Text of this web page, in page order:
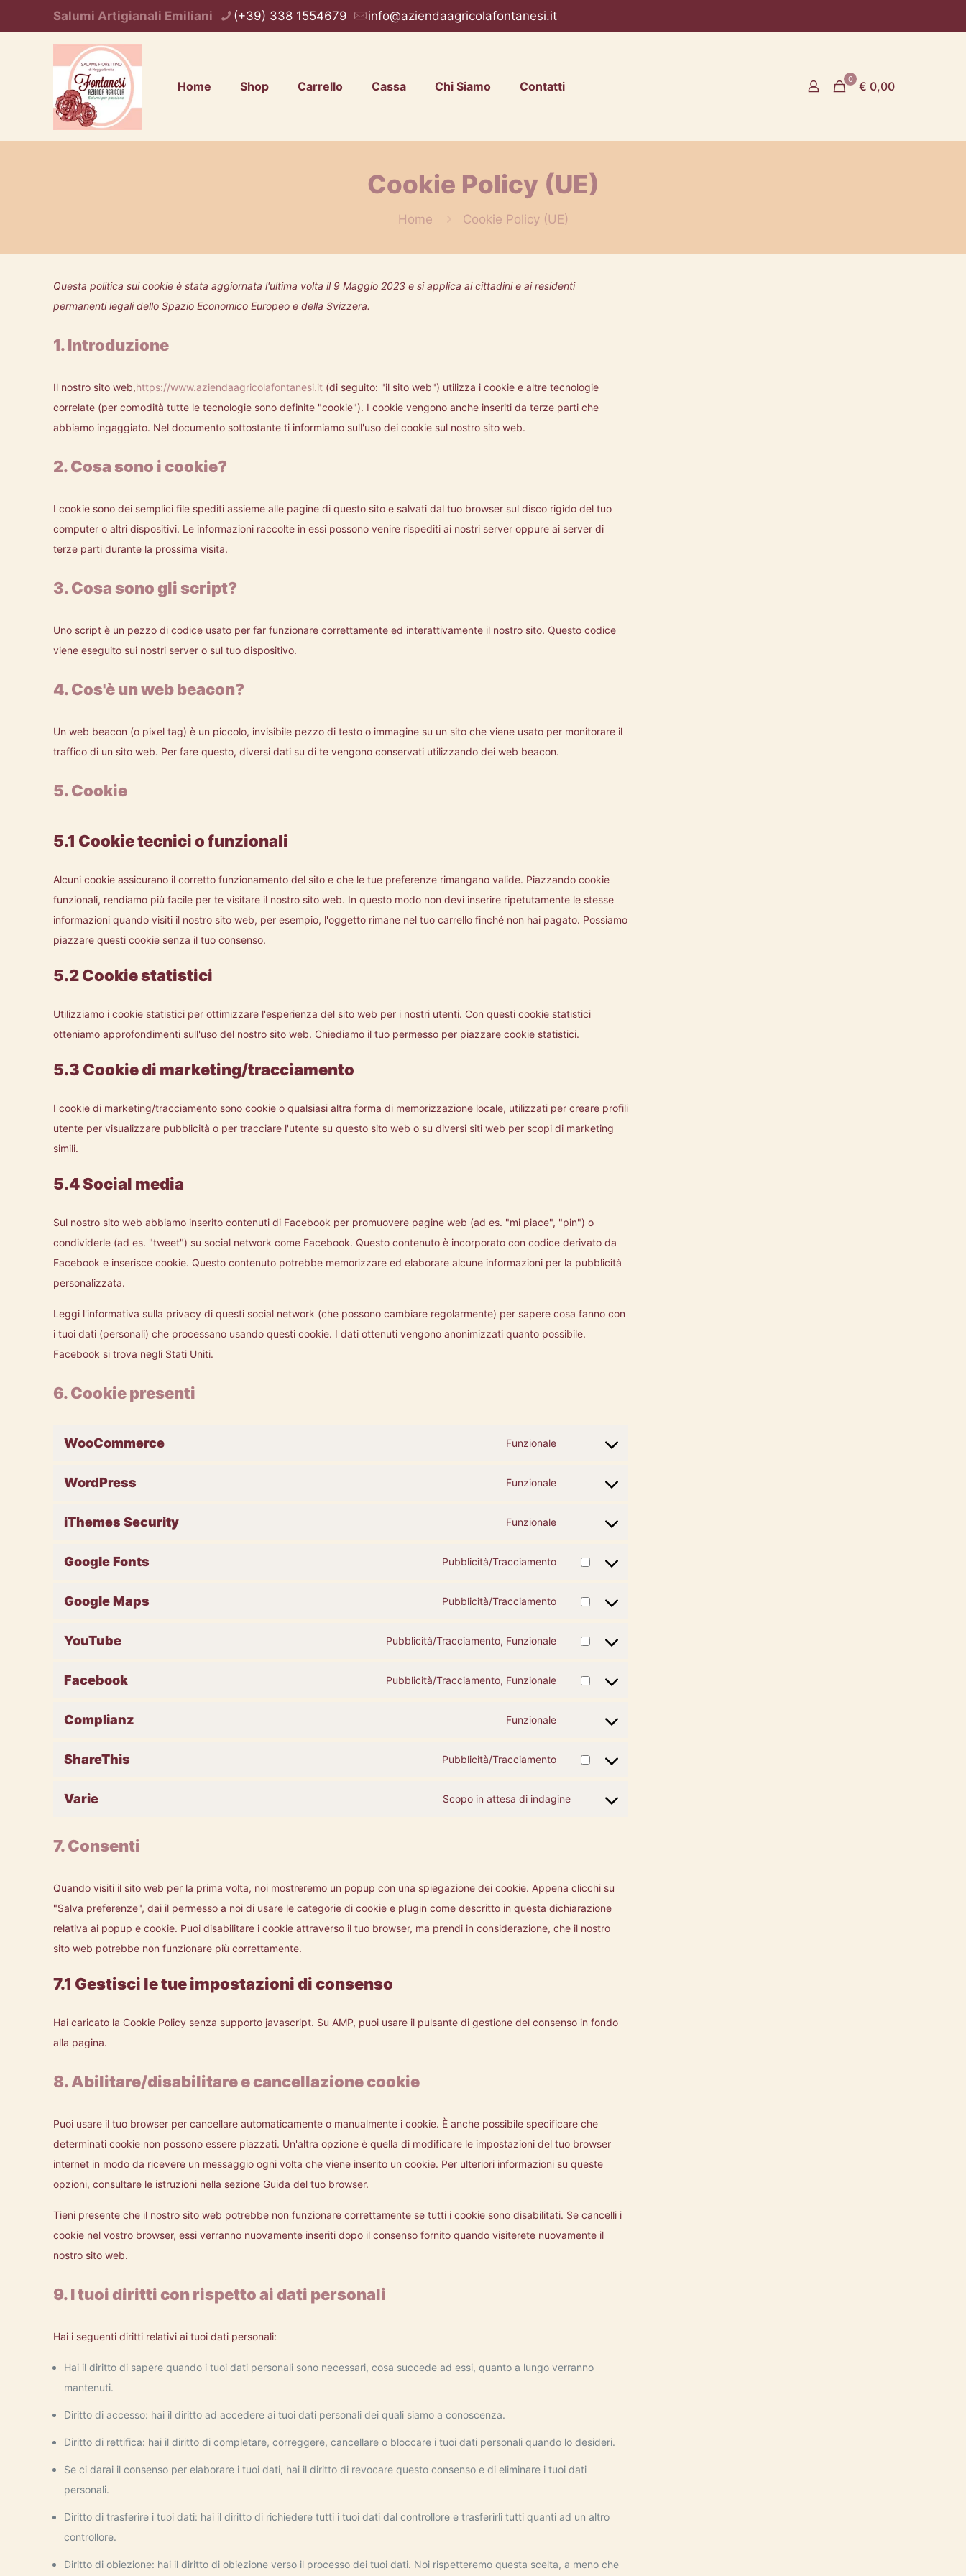
Salumi Artigianali Emiliani (+39) 338 1554679 info@aziendaagricolafontanesi.it
Home Shop Carrello Cassa Chi Siamo Contatti 0 € 0,00
Cookie Policy (UE)
Home Cookie Policy (UE)
Questa politica sui cookie è stata aggiornata l'ultima volta il 9 Maggio 2023 e si applica ai cittadini e ai residenti
permanenti legali dello Spazio Economico Europeo e della Svizzera.
1. Introduzione
Il nostro sito web,https://www.aziendaagricolafontanesi.it (di seguito: "il sito web") utilizza i cookie e altre tecnologie
correlate (per comodità tutte le tecnologie sono definite "cookie"). I cookie vengono anche inseriti da terze parti che
abbiamo ingaggiato. Nel documento sottostante ti informiamo sull'uso dei cookie sul nostro sito web.
2. Cosa sono i cookie?
I cookie sono dei semplici file spediti assieme alle pagine di questo sito e salvati dal tuo browser sul disco rigido del tuo
computer o altri dispositivi. Le informazioni raccolte in essi possono venire rispediti ai nostri server oppure ai server di
terze parti durante la prossima visita.
3. Cosa sono gli script?
Uno script è un pezzo di codice usato per far funzionare correttamente ed interattivamente il nostro sito. Questo codice
viene eseguito sui nostri server o sul tuo dispositivo.
4. Cos'è un web beacon?
Un web beacon (o pixel tag) è un piccolo, invisibile pezzo di testo o immagine su un sito che viene usato per monitorare il
traffico di un sito web. Per fare questo, diversi dati su di te vengono conservati utilizzando dei web beacon.
5. Cookie
5.1 Cookie tecnici o funzionali
Alcuni cookie assicurano il corretto funzionamento del sito e che le tue preferenze rimangano valide. Piazzando cookie
funzionali, rendiamo più facile per te visitare il nostro sito web. In questo modo non devi inserire ripetutamente le stesse
informazioni quando visiti il nostro sito web, per esempio, l'oggetto rimane nel tuo carrello finché non hai pagato. Possiamo
piazzare questi cookie senza il tuo consenso.
5.2 Cookie statistici
Utilizziamo i cookie statistici per ottimizzare l'esperienza del sito web per i nostri utenti. Con questi cookie statistici
otteniamo approfondimenti sull'uso del nostro sito web. Chiediamo il tuo permesso per piazzare cookie statistici.
5.3 Cookie di marketing/tracciamento
I cookie di marketing/tracciamento sono cookie o qualsiasi altra forma di memorizzazione locale, utilizzati per creare profili
utente per visualizzare pubblicità o per tracciare l'utente su questo sito web o su diversi siti web per scopi di marketing
simili.
5.4 Social media
Sul nostro sito web abbiamo inserito contenuti di Facebook per promuovere pagine web (ad es. "mi piace", "pin") o
condividerle (ad es. "tweet") su social network come Facebook. Questo contenuto è incorporato con codice derivato da
Facebook e inserisce cookie. Questo contenuto potrebbe memorizzare ed elaborare alcune informazioni per la pubblicità
personalizzata.
Leggi l'informativa sulla privacy di questi social network (che possono cambiare regolarmente) per sapere cosa fanno con
i tuoi dati (personali) che processano usando questi cookie. I dati ottenuti vengono anonimizzati quanto possibile.
Facebook si trova negli Stati Uniti.
6. Cookie presenti
WooCommerce Funzionale
WordPress Funzionale
iThemes Security Funzionale
service
security
Google Fonts Pubblicità/Tracciamento
Consent
service
fonts
Google Maps Pubblicità/Tracciamento
Consent
service
maps
YouTube Pubblicità/Tracciamento, Funzionale
Consent
service
Facebook Pubblicità/Tracciamento, Funzionale
Consent
Complianz Funzionale
service
ShareThis Pubblicità/Tracciamento
Consent
service
Varie Scopo in attesa di indagine
Consent
7. Consenti
Quando visiti il sito web per la prima volta, noi mostreremo un popup con una spiegazione dei cookie. Appena clicchi su
"Salva preferenze", dai il permesso a noi di usare le categorie di cookie e plugin come descritto in questa dichiarazione
relativa ai popup e cookie. Puoi disabilitare i cookie attraverso il tuo browser, ma prendi in considerazione, che il nostro
sito web potrebbe non funzionare più correttamente.
7.1 Gestisci le tue impostazioni di consenso
Hai caricato la Cookie Policy senza supporto javascript. Su AMP, puoi usare il pulsante di gestione del consenso in fondo
alla pagina.
8. Abilitare/disabilitare e cancellazione cookie
Puoi usare il tuo browser per cancellare automaticamente o manualmente i cookie. È anche possibile specificare che
determinati cookie non possono essere piazzati. Un'altra opzione è quella di modificare le impostazioni del tuo browser
internet in modo da ricevere un messaggio ogni volta che viene inserito un cookie. Per ulteriori informazioni su queste
opzioni, consultare le istruzioni nella sezione Guida del tuo browser.
Tieni presente che il nostro sito web potrebbe non funzionare correttamente se tutti i cookie sono disabilitati. Se cancelli i
cookie nel vostro browser, essi verranno nuovamente inseriti dopo il consenso fornito quando visiterete nuovamente il
nostro sito web.
9. I tuoi diritti con rispetto ai dati personali
Hai i seguenti diritti relativi ai tuoi dati personali:
Hai il diritto di sapere quando i tuoi dati personali sono necessari, cosa succede ad essi, quanto a lungo verranno
mantenuti.
Diritto di accesso: hai il diritto ad accedere ai tuoi dati personali dei quali siamo a conoscenza.
Diritto di rettifica: hai il diritto di completare, correggere, cancellare o bloccare i tuoi dati personali quando lo desideri.
Se ci darai il consenso per elaborare i tuoi dati, hai il diritto di revocare questo consenso e di eliminare i tuoi dati
personali.
Diritto di trasferire i tuoi dati: hai il diritto di richiedere tutti i tuoi dati dal controllore e trasferirli tutti quanti ad un altro
controllore.
Diritto di obiezione: hai il diritto di obiezione verso il processo dei tuoi dati. Noi rispetteremo questa scelta, a meno che